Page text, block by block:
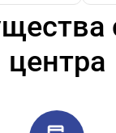
центра